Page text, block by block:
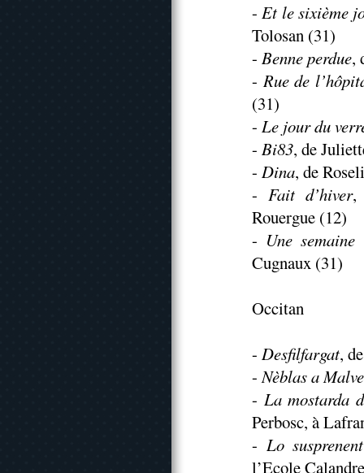
-Et le sixième
Tolosan (31)
- Benne perdue,
-Rue de
(31)
- Le jour du
- Bi83, de
- Dina, de
- Fait d’hiver,
Rouergue (12)
- Une
Cugnaux (31)
Occitan
- Desfilfargat,
-Nèblas a
- La mostarda
Perbosc, à
- Lo
l’Ecole